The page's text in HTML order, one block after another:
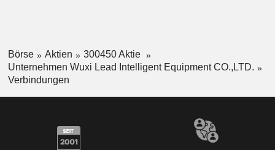
Börse Aktien
300450 Aktie
Unternehmen Wuxi Lead Intelligent Equipment CO.,LTD.
Verbindungen